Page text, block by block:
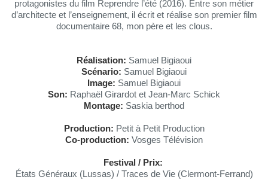
protagonistes du film Reprendre l’été (2016). Entre son métier
d’architecte et l’enseignement, il écrit et réalise son premier film
documentaire 68, mon père et les clous.
Réalisation: Samuel Bigiaoui
Scénario: Samuel Bigiaoui
Image: Samuel Bigiaoui
Son: Raphaël Girardot et Jean-Marc Schick
Montage: Saskia berthod
Production: Petit à Petit Production
Co-production: Vosges Télévision
Festival / Prix:
États Généraux (Lussas) / Traces de Vie (Clermont-Ferrand)